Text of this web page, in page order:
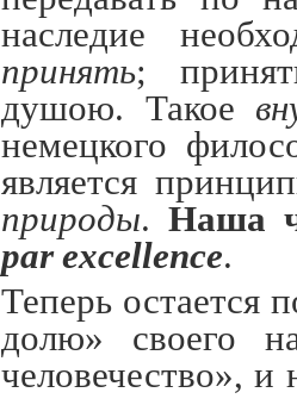
наследие
принять;
душою. Такое
немецкого
является
природы. Наша
par excellence.
Теперь остается
долю» своего
человечество», и